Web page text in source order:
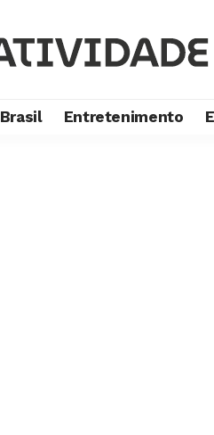
Brasil Entretenimento